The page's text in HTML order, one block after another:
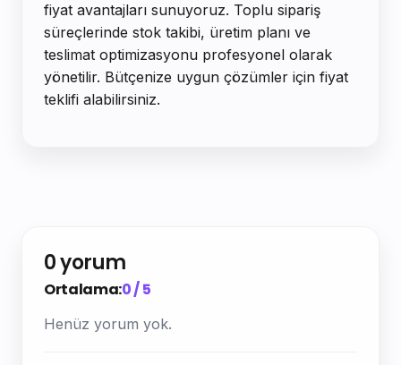
fiyat avantajları sunuyoruz. Toplu sipariş
süreçlerinde stok takibi, üretim planı ve
teslimat optimizasyonu profesyonel olarak
yönetilir. Bütçenize uygun çözümler için fiyat
teklifi alabilirsiniz.
0 yorum
Ortalama:0 / 5
Henüz yorum yok.